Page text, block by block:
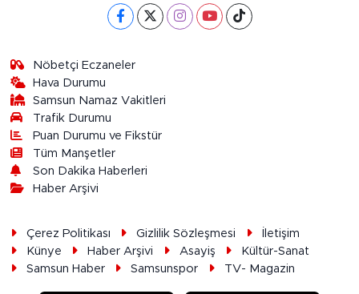
Nöbetçi Eczaneler
Hava Durumu
Samsun Namaz Vakitleri
Trafik Durumu
Puan Durumu ve Fikstür
Tüm Manşetler
Son Dakika Haberleri
Haber Arşivi
Çerez Politikası Gizlilik Sözleşmesi
İletişim
Künye
Haber Arşivi Asayiş
Kültür-Sanat
Samsun Haber
Samsunspor TV- Magazin